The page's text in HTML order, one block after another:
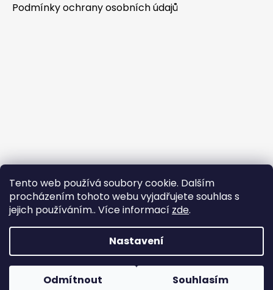
Tento web používá soubory cookie. Dalším
procházením tohoto webu vyjadřujete souhlas s
jejich používáním.. Více informací zde.
Nastavení
Odmítnout Souhlasím
Podmínky ochrany osobních údajů
Tvorba e-shopu: Ondřej Doležal
Vytvořil Shoptet
Copyright 2026
. Všechna práva